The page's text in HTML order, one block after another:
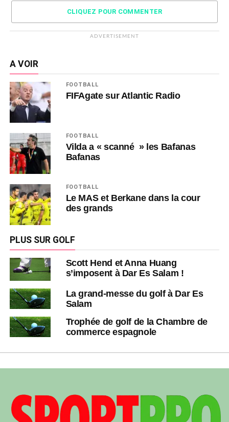
CLIQUEZ POUR COMMENTER
ADVERTISEMENT
A VOIR
FOOTBALL
FIFAgate sur Atlantic Radio
FOOTBALL
Vilda a « scanné » les Bafanas
Bafanas
FOOTBALL
Le MAS et Berkane dans la cour
des grands
PLUS SUR GOLF
Scott Hend et Anna Huang
s’imposent à Dar Es Salam !
La grand-messe du golf à Dar Es
Salam
Trophée de golf de la Chambre de
commerce espagnole